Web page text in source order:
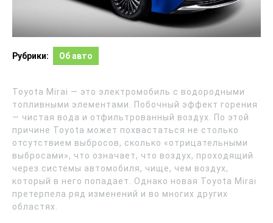
Рубрики: Об авто
Toyota Mirai — это электромобиль с водородными
топливными элементами. Побочный эффект горения
— чистая вода и отфильтрованный воздух. По этой
причине Toyota может похвастаться не столько
отсутствием выбросов, сколько «отрицательными
выбросами», что означает, что воздух, проходящий
через системы автомобиля, чище, чем воздух,
который в него попадает. Однако новая Toyota Mirai
претерпела ряд изменений и во многих других
областях.